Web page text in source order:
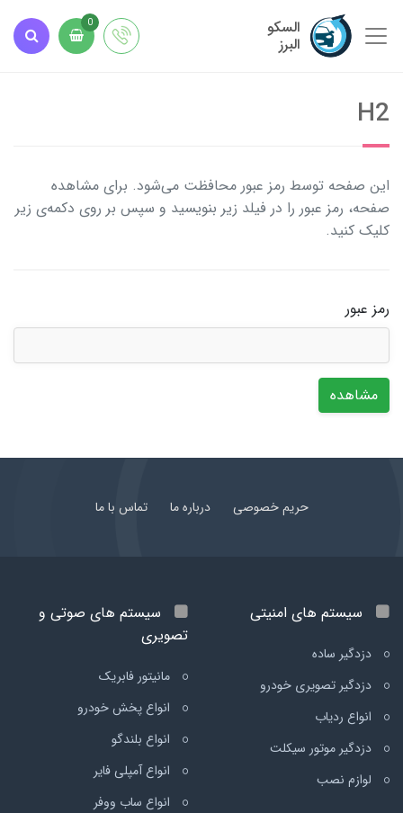
السکو
البرز
0
H2
این صفحه توسط رمز عبور محافظت می‌شود. برای مشاهده
صفحه، رمز عبور را در فیلد زیر بنویسید و سپس بر روی دکمه‌ی زیر
کلیک کنید.
رمز عبور
مشاهده
حریم خصوصی درباره ما تماس با ما
سیستم های امنیتی
دزدگیر ساده
دزدگیر تصویری خودرو
انواع ردیاب
دزدگیر موتور سیکلت
لوازم نصب
سیستم های صوتی و
تصویری
مانیتور فابریک
انواع پخش خودرو
انواع بلندگو
انواع آمپلی فایر
انواع ساب ووفر